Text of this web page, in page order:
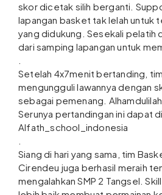
skor dicetak silih berganti.
lapangan basket tak lelah untuk
yang didukung. Sesekali pelatih
dari samping lapangan untuk
Setelah 4x7menit bertanding,
mengungguli lawannya dengan
sebagai pemenang. Alhamdulilah.
Serunya pertandingan ini dapat
Alfath_school_indonesia
Siang di hari yang sama, tim
Cirendeu juga berhasil meraih
mengalahkan SMP 2 Tangsel.